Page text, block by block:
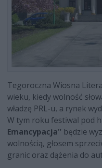
Tegoroczna Wiosna
wieku, kiedy wolność
władzę PRL-u, a rynek
W tym roku festiwal pod
Emancypacja'' będzie
wolnością, głosem
granic oraz dążenia do